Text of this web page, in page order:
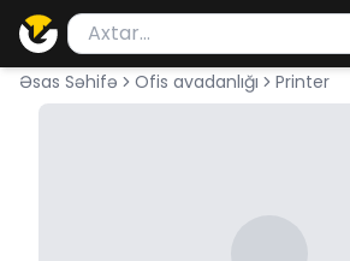
Məhsul axtar
Axtarış üçün ən azı 2 simvol
Əsas Səhifə Ofis avadanlığı Printer